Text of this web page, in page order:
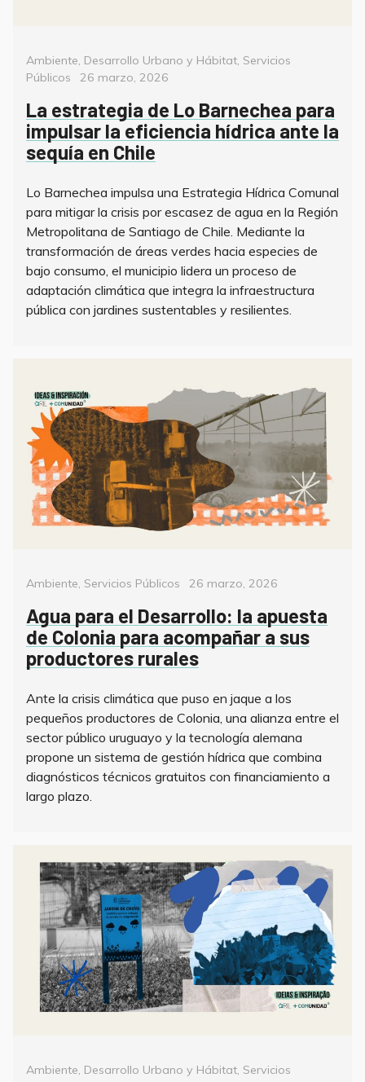
Categorías
Ambiente, Desarrollo Urbano y Hábitat, Servicios
Públicos
Posted
26 marzo, 2026
La estrategia de Lo Barnechea para
impulsar la eficiencia hídrica ante la
sequía en Chile
Lo Barnechea impulsa una Estrategia Hídrica Comunal
para mitigar la crisis por escasez de agua en la Región
Metropolitana de Santiago de Chile. Mediante la
transformación de áreas verdes hacia especies de
bajo consumo, el municipio lidera un proceso de
adaptación climática que integra la infraestructura
pública con jardines sustentables y resilientes.
Categorías
Ambiente, Servicios Públicos
Posted
26 marzo, 2026
Agua para el Desarrollo: la apuesta
de Colonia para acompañar a sus
productores rurales
Ante la crisis climática que puso en jaque a los
pequeños productores de Colonia, una alianza entre el
sector público uruguayo y la tecnología alemana
propone un sistema de gestión hídrica que combina
diagnósticos técnicos gratuitos con financiamiento a
largo plazo.
Categorías
Ambiente, Desarrollo Urbano y Hábitat, Servicios